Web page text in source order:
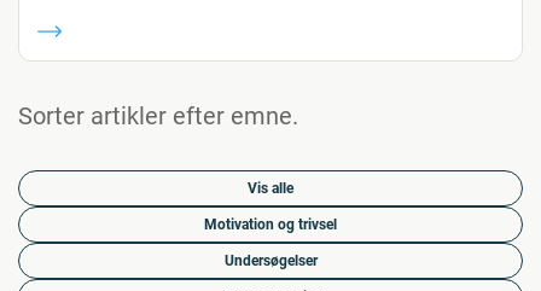
Sorter artikler efter emne.
Vis alle
Motivation og trivsel
Undersøgelser